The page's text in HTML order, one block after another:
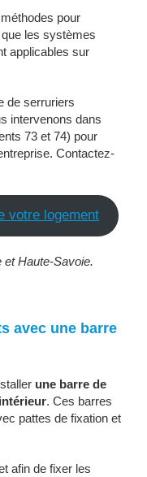
pour
les systèmes
applicables sur
de serruriers
intervenons dans
73 et 74) pour
Contactez-
votre logement
et Haute-Savoie.
avec une barre
une barre de
. Ces barres
pattes de fixation et
afin de fixer les